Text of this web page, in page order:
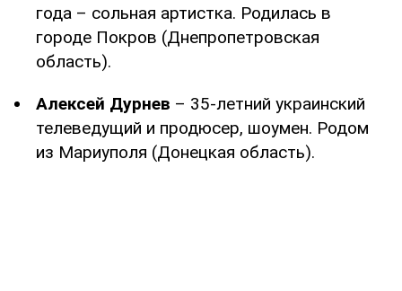
года – сольная артистка. Родилась в
городе Покров (Днепропетровская
область).
Алексей Дурнев – 35-летний украинский
телеведущий и продюсер, шоумен. Родом
из Мариуполя (Донецкая область).